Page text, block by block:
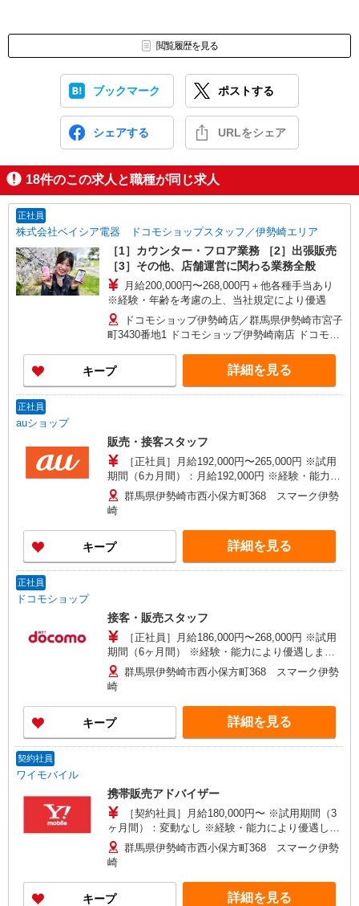
閲覧履歴を見る
ブックマーク ポストする
シェアする URLをシェア
18件のこの求人と職種が同じ求人
正社員
株式会社ベイシア電器 ドコモショップスタッフ／伊勢崎エリア
［1］カウンター・フロア業務 ［2］出張販売
［3］その他、店舗運営に関わる業務全般
月給200,000円〜268,000円＋他各種手当あり
※経験・年齢を考慮の上、当社規定により優遇
ドコモショップ伊勢崎店／群馬県伊勢崎市宮子
町3430番地1 ドコモショップ伊勢崎南店 ドコモシ
前橋モール店
キープ 詳細を見る
正社員
auショップ
販売・接客スタッフ
［正社員］月給192,000円〜265,000円 ※試用
期間（6カ月間）：月給192,000円 ※経験・能力に
より異なる
群馬県伊勢崎市西小保方町368 スマーク伊勢
崎
キープ 詳細を見る
正社員
ドコモショップ
接客・販売スタッフ
［正社員］月給186,000円〜268,000円 ※試用
期間（6ヶ月間） ※経験・能力により優遇しま
す。群馬県伊勢崎市西小保方町368 スマーク伊勢
崎
キープ 詳細を見る
契約社員
ワイモバイル
携帯販売アドバイザー
［契約社員］月給180,000円〜 ※試用期間（3
ヶ月間）：変動なし ※経験・能力により優遇しま
す。群馬県伊勢崎市西小保方町368 スマーク伊勢
崎
キープ 詳細を見る